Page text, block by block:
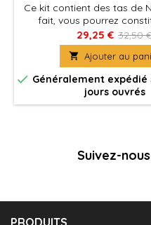
Ce kit contient des tas de
fait, vous pourrez
monticules de ces petits
ce kit.
29,25 € 32,50
 Ajouter au
 Généralement expédié
jours ouvrés
Suivez-
PRODUITS